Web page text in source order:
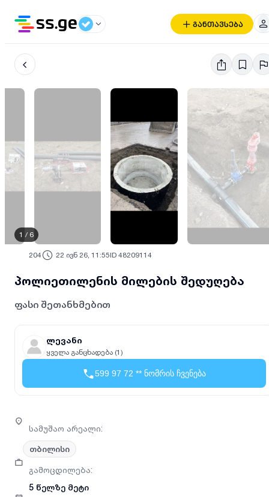
განთავსება
1 / 6
204 22 ივნ 26, 11:55ID 48209114
პოლიეთილენის მილების შედუღება
ფასი შეთანხმებით
ლევანი
ყველა განცხადება (1)
599 97 72 ** ნომრის ჩვენება
სამუშაო არეალი:
თბილისი
გამოცდილება:
5 წელზე მეტი